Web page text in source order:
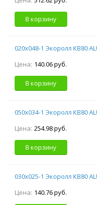
В корзину
020х048-1 Экоролл КВ80
Цена: 140.06 руб.
В корзину
050х034-1 Экоролл КВ80
Цена: 254.98 руб.
В корзину
030х025-1 Экоролл КВ80
Цена: 140.76 руб.